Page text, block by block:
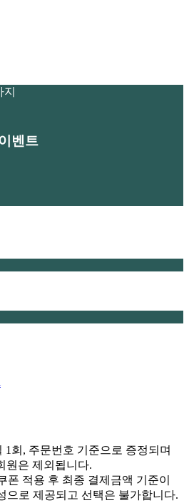
벤트
1회, 주문번호 기준으로 증정되며
원은 제외됩니다.
폰 적용 후 최종 결제금액 기준이
으로 제공되고 선택은 불가합니다.